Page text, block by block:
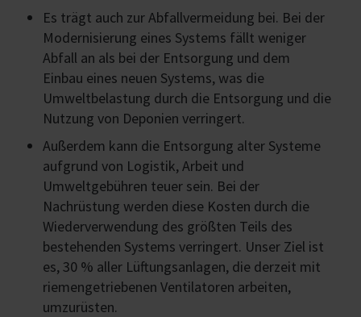
Es trägt auch zur Abfallvermeidung bei. Bei der
Modernisierung eines Systems fällt weniger
Abfall an als bei der Entsorgung und dem
Einbau eines neuen Systems, was die
Umweltbelastung durch die Entsorgung und die
Nutzung von Deponien verringert.
Außerdem kann die Entsorgung alter Systeme
aufgrund von Logistik, Arbeit und
Umweltgebühren teuer sein. Bei der
Nachrüstung werden diese Kosten durch die
Wiederverwendung des größten Teils des
bestehenden Systems verringert. Unser Ziel ist
es, 30 % aller Lüftungsanlagen, die derzeit mit
riemengetriebenen Ventilatoren arbeiten,
umzurüsten.